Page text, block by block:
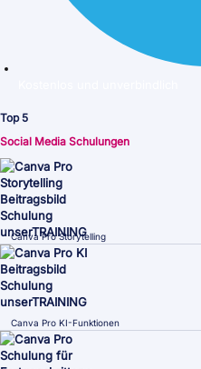
Top 5
Social Media Schulungen
Canva Pro Storytelling
Canva Pro KI-Funktionen